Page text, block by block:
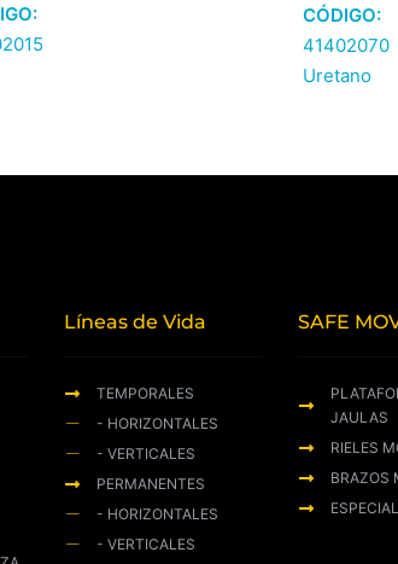
CÓDIGO:
41402070
Uretano
Líneas de Vida
TEMPORALES
- HORIZONTALES
- VERTICALES
PERMANENTES
- HORIZONTALES
- VERTICALES
SAFE
JAULAS
RIELES
BRAZOS